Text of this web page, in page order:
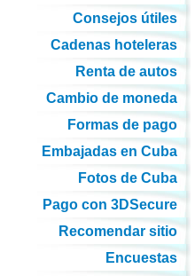
Consejos útiles
Cadenas hoteleras
Renta de autos
Cambio de moneda
Formas de pago
Embajadas en Cuba
Fotos de Cuba
Pago con 3DSecure
Recomendar sitio
Encuestas